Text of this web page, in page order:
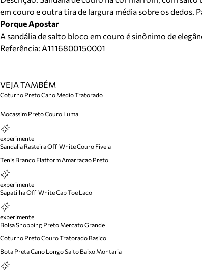
em couro e outra tira de largura média sobre os dedos.
Porque Apostar
A sandália de salto bloco em couro é sinônimo de
Referência: A1116800150001
VEJA TAMBÉM
Coturno Preto Cano Medio Tratorado
Mocassim Preto Couro Luma
experimente
Sandalia Rasteira Off-White Couro Fivela
Tenis Branco Flatform Amarracao Preto
experimente
Sapatilha Off-White Cap Toe Laco
experimente
Bolsa Shopping Preto Mercato Grande
Coturno Preto Couro Tratorado Basico
Bota Preta Cano Longo Salto Baixo Montaria